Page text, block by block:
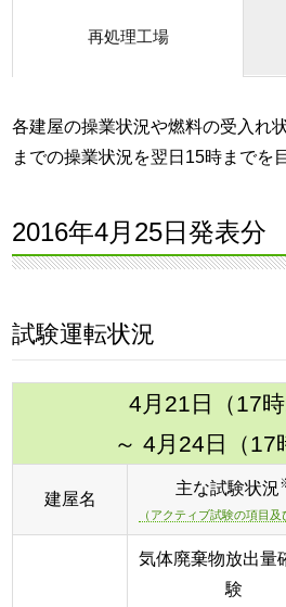
再処理工場
各建屋の操業状況や燃料の受入れ
までの操業状況を翌日15時までを
2016年4月25日発表分
試験運転状況
4月21日（17時
～ 4月24日（17
建屋名
主な試験状況
（アクティブ試験の項目及
気体廃棄物放出量
験